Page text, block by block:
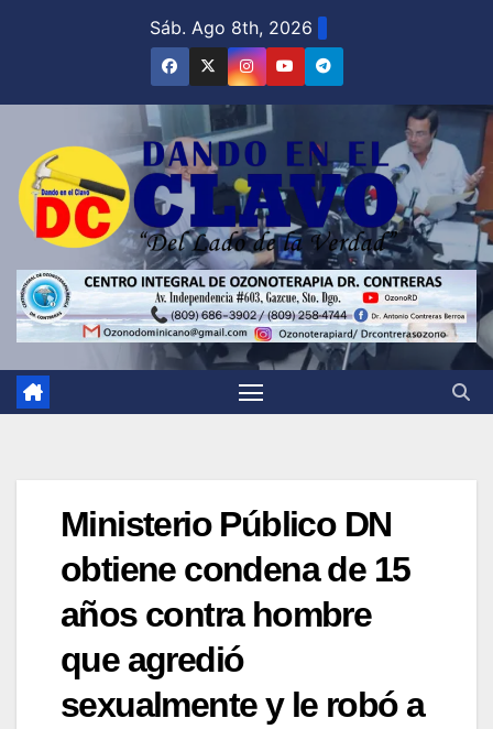
Sáb. Ago 8th, 2026
Ministerio Público DN
obtiene condena de 15
años contra hombre
que agredió
sexualmente y le robó a